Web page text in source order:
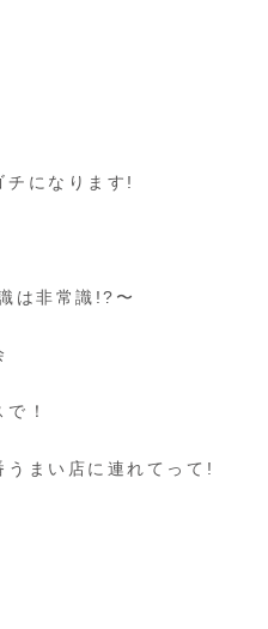
チになります!
は非常識!?〜
！
うまい店に連れてって!